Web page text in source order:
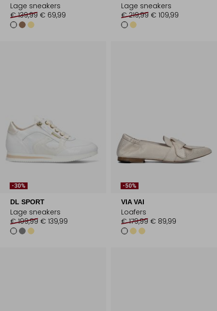
Lage sneakers
€ 139,99 € 69,99
Lage sneakers
€ 219,99 € 109,99
-30%
DL SPORT
Lage sneakers
€ 199,99 € 139,99
-50%
VIA VAI
Loafers
€ 179,99 € 89,99